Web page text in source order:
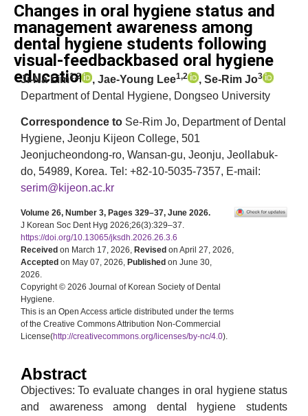
Original Article
Changes in oral hygiene status and
management awareness among
dental hygiene students following
visual-feedbackbased oral hygiene
education
Ji-Na Lim1,2 , Jae-Young Lee1,2 , Se-Rim Jo3
Department of Dental Hygiene, Dongseo University
Correspondence to Se-Rim Jo, Department of Dental
Hygiene, Jeonju Kijeon College, 501
Jeonjucheondong-ro, Wansan-gu, Jeonju, Jeollabuk-
do, 54989, Korea. Tel: +82-10-5035-7357, E-mail:
serim@kijeon.ac.kr
Volume 26, Number 3, Pages 329–37, June 2026.
J Korean Soc Dent Hyg 2026;26(3):329–37.
https://doi.org/10.13065/jksdh.2026.26.3.6
Received on March 17, 2026, Revised on April 27, 2026,
Accepted on May 07, 2026, Published on June 30,
2026.
Copyright © 2026 Journal of Korean Society of Dental
Hygiene.
This is an Open Access article distributed under the terms
of the Creative Commons Attribution Non-Commercial
License(http://creativecommons.org/licenses/by-nc/4.0).
Abstract
Objectives: To evaluate changes in oral hygiene status
and awareness among dental hygiene students